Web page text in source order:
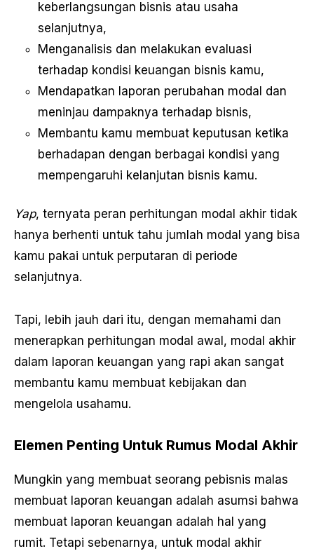
keberlangsungan bisnis atau usaha
selanjutnya,
Menganalisis dan melakukan evaluasi
terhadap kondisi keuangan bisnis kamu,
Mendapatkan laporan perubahan modal dan
meninjau dampaknya terhadap bisnis,
Membantu kamu membuat keputusan ketika
berhadapan dengan berbagai kondisi yang
mempengaruhi kelanjutan bisnis kamu.
Yap, ternyata peran perhitungan modal akhir tidak
hanya berhenti untuk tahu jumlah modal yang bisa
kamu pakai untuk perputaran di periode
selanjutnya.
Tapi, lebih jauh dari itu, dengan memahami dan
menerapkan perhitungan modal awal, modal akhir
dalam laporan keuangan yang rapi akan sangat
membantu kamu membuat kebijakan dan
mengelola usahamu.
Elemen Penting Untuk Rumus Modal Akhir
Mungkin yang membuat seorang pebisnis malas
membuat laporan keuangan adalah asumsi bahwa
membuat laporan keuangan adalah hal yang
rumit. Tetapi sebenarnya, untuk modal akhir